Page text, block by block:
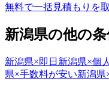
無料で一括見積もりを
新潟県の他の
新潟県×即日 新潟県×個
県×手数料が安い新潟県